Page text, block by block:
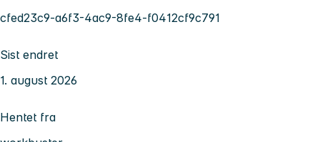
cfed23c9-a6f3-4ac9-8fe4-f0412cf9c791
Sist endret
1. august 2026
Hentet fra